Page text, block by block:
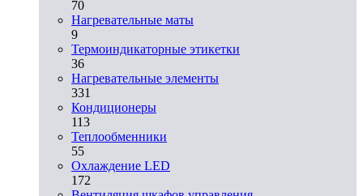
70
Нагревательные маты
9
Термоиндикаторные этикетки
36
Нагревательные элементы
331
Кондиционеры
113
Теплообменники
55
Охлаждение LED
172